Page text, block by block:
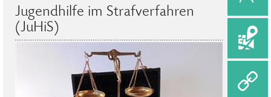
Jugendhilfe im Strafverfahren
(JuHiS)